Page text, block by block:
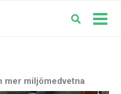
mer miljömedvetna